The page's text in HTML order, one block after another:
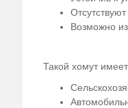
Возможно
Такой хомут